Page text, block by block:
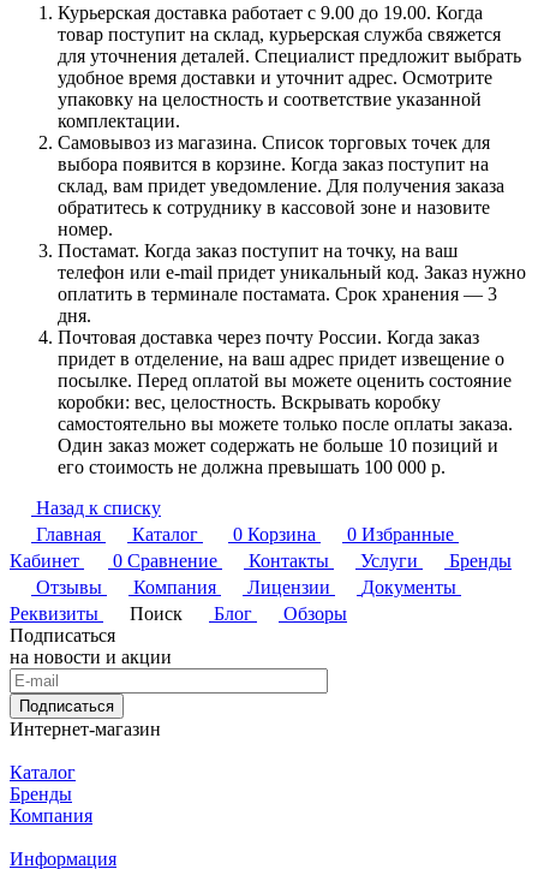
Курьерская доставка работает с 9.00 до 19.00. Когда
товар поступит на склад, курьерская служба свяжется
для уточнения деталей. Специалист предложит выбрать
удобное время доставки и уточнит адрес. Осмотрите
упаковку на целостность и соответствие указанной
комплектации.
Самовывоз из магазина. Список торговых точек для
выбора появится в корзине. Когда заказ поступит на
склад, вам придет уведомление. Для получения заказа
обратитесь к сотруднику в кассовой зоне и назовите
номер.
Постамат. Когда заказ поступит на точку, на ваш
телефон или e-mail придет уникальный код. Заказ нужно
оплатить в терминале постамата. Срок хранения — 3
дня.
Почтовая доставка через почту России. Когда заказ
придет в отделение, на ваш адрес придет извещение о
посылке. Перед оплатой вы можете оценить состояние
коробки: вес, целостность. Вскрывать коробку
самостоятельно вы можете только после оплаты заказа.
Один заказ может содержать не больше 10 позиций и
его стоимость не должна превышать 100 000 р.
Назад к списку
Главная
Каталог 0 Корзина 0 Избранные
Кабинет
0 Сравнение Контакты Услуги
Бренды
Отзывы
Компания Лицензии
Документы
Реквизиты
Поиск Блог
Обзоры
Подписаться
на новости и акции
Подписаться
Интернет-магазин
Каталог
Бренды
Компания
Информация